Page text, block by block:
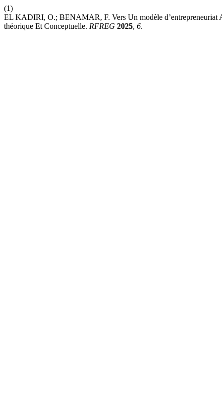
(1)
EL KADIRI, O.; BENAMAR, F. Vers Un modèle d’entrepreneuriat
théorique Et Conceptuelle. RFREG 2025, 6.